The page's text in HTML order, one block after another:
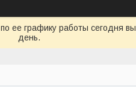
ее графику работы сегодня
день.